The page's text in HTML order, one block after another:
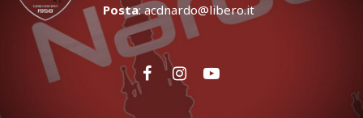
Posta:acdnardo@libero.it